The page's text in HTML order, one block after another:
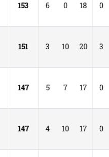
153 6 0 18 0
151 3 10 20 3
147 5 7 17 0
147 4 10 17 0